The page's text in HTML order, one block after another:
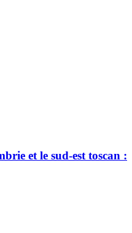
et le sud-est toscan :